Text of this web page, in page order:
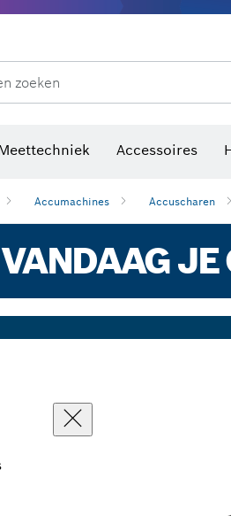
zoeken
Accessoires
Accumachines Accuscharen